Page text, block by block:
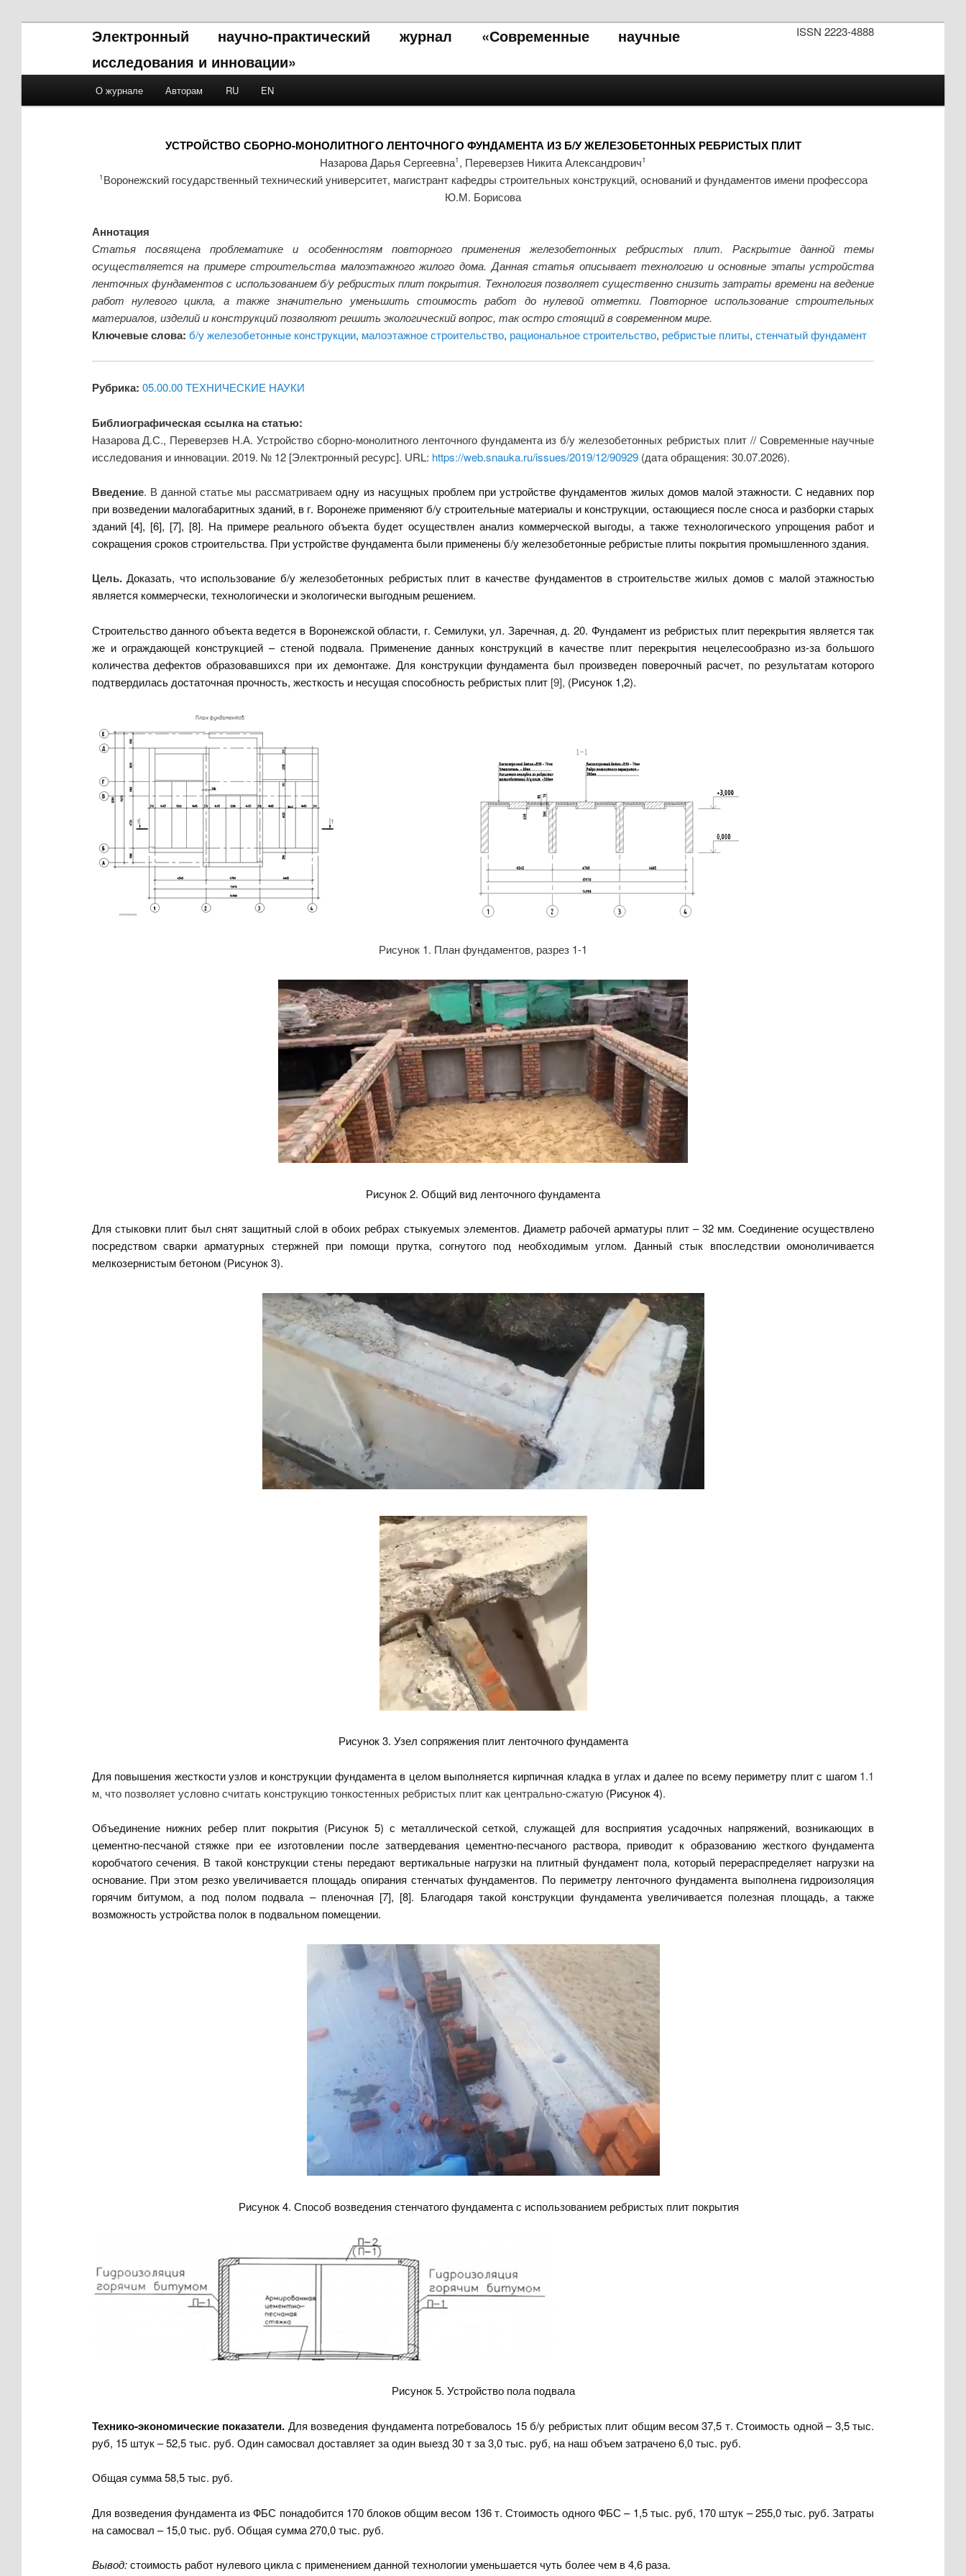
ISSN 2223-4888
Электронный научно-практический журнал «Современные научные
исследования и инновации»
Skip to primary content
Skip to secondary content
О журнале Авторам RU EN
УСТРОЙСТВО СБОРНО-МОНОЛИТНОГО ЛЕНТОЧНОГО ФУНДАМЕНТА ИЗ Б/У ЖЕЛЕЗОБЕТОННЫХ РЕБРИСТЫХ ПЛИТ
Назарова Дарья Сергеевна1 , Переверзев Никита Александрович1
1 Воронежский государственный технический университет, магистрант кафедры строительных конструкций, оснований и фундаментов имени профессора
Ю.М. Борисова
Аннотация
Статья посвящена проблематике и особенностям повторного применения железобетонных ребристых плит. Раскрытие данной темы
осуществляется на примере строительства малоэтажного жилого дома. Данная статья описывает технологию и основные этапы устройства
ленточных фундаментов с использованием б/у ребристых плит покрытия. Технология позволяет существенно снизить затраты времени на ведение
работ нулевого цикла, а также значительно уменьшить стоимость работ до нулевой отметки. Повторное использование строительных
материалов, изделий и конструкций позволяют решить экологический вопрос, так остро стоящий в современном мире.
Ключевые слова: б/у железобетонные конструкции, малоэтажное строительство, рациональное строительство, ребристые плиты, стенчатый фундамент
Рубрика: 05.00.00 ТЕХНИЧЕСКИЕ НАУКИ
Библиографическая ссылка на статью:
Назарова Д.С., Переверзев Н.А. Устройство сборно-монолитного ленточного фундамента из б/у железобетонных ребристых плит // Современные научные
исследования и инновации. 2019. № 12 [Электронный ресурс]. URL: https://web.snauka.ru/issues/2019/12/90929(дата обращения: 30.07.2026).
Введение. В данной статье мы рассматриваемодну из насущных проблем при устройстве фундаментов жилых домов малой этажности. С недавних пор
при возведении малогабаритных зданий, в г. Воронеже применяют б/у строительные материалы и конструкции, остающиеся после сноса и разборки старых
зданий [4], [6], [7], [8]. На примере реального объекта будет осуществлен анализ коммерческой выгоды, а также технологического упрощения работ и
сокращения сроков строительства. При устройстве фундамента были применены б/у железобетонные ребристые плиты покрытия промышленного здания.
Цель.Доказать, что использование б/у железобетонных ребристых плит в качестве фундаментов в строительстве жилых домов с малой этажностью
является коммерчески, технологически и экологически выгодным решением.
Строительство данного объекта ведется в Воронежской области, г. Семилуки, ул. Заречная, д. 20. Фундамент из ребристых плит перекрытия является так
же и ограждающей конструкцией – стеной подвала. Применение данных конструкций в качестве плит перекрытия нецелесообразно из-за большого
количества дефектов образовавшихся при их демонтаже. Для конструкции фундамента был произведен поверочный расчет, по результатам которого
подтвердилась достаточная прочность, жесткость и несущая способность ребристых плит [9], (Рисунок 1,2).
Рисунок 1. План фундаментов, разрез 1-1
Рисунок 2. Общий вид ленточного фундамента
Для стыковки плит был снят защитный слой в обоих ребрах стыкуемых элементов. Диаметр рабочей арматуры плит – 32 мм. Соединение осуществлено
посредством сварки арматурных стержней при помощи прутка, согнутого под необходимым углом. Данный стык впоследствии омоноличивается
мелкозернистым бетоном (Рисунок 3).
Рисунок 3. Узел сопряжения плит ленточного фундамента
Для повышения жесткости узлов и конструкции фундамента в целом выполняется кирпичная кладка в углах и далее по всему периметру плит с шагом 1.1
м, что позволяет условно считать конструкцию тонкостенных ребристых плит как центрально-сжатую (Рисунок 4).
Объединение нижних ребер плит покрытия (Рисунок 5) с металлической сеткой, служащей для восприятия усадочных напряжений, возникающих в
цементно-песчаной стяжке при ее изготовлении после затвердевания цементно-песчаного раствора, приводит к образованию жесткого фундамента
коробчатого сечения. В такой конструкции стены передают вертикальные нагрузки на плитный фундамент пола, который перераспределяет нагрузки на
основание. При этом резко увеличивается площадь опирания стенчатых фундаментов. По периметру ленточного фундамента выполнена гидроизоляция
горячим битумом, а под полом подвала – пленочная [7], [8]. Благодаря такой конструкции фундамента увеличивается полезная площадь, а также
возможность устройства полок в подвальном помещении.
Рисунок 4. Способ возведения стенчатого фундамента с использованием ребристых плит покрытия
Рисунок 5. Устройство пола подвала
Технико-экономические показатели. Для возведения фундамента потребовалось 15 б/у ребристых плит общим весом 37,5 т. Стоимость одной – 3,5 тыс.
руб, 15 штук – 52,5 тыс. руб. Один самосвал доставляет за один выезд 30 т за 3,0 тыс. руб, на наш объем затрачено 6,0 тыс. руб.
Общая сумма 58,5 тыс. руб.
Для возведения фундамента из ФБС понадобится 170 блоков общим весом 136 т. Стоимость одного ФБС – 1,5 тыс. руб, 170 штук – 255,0 тыс. руб. Затраты
на самосвал – 15,0 тыс. руб. Общая сумма 270,0 тыс. руб.
Вывод:стоимость работ нулевого цикла с применением данной технологии уменьшается чуть более чем в 4,6 раза.